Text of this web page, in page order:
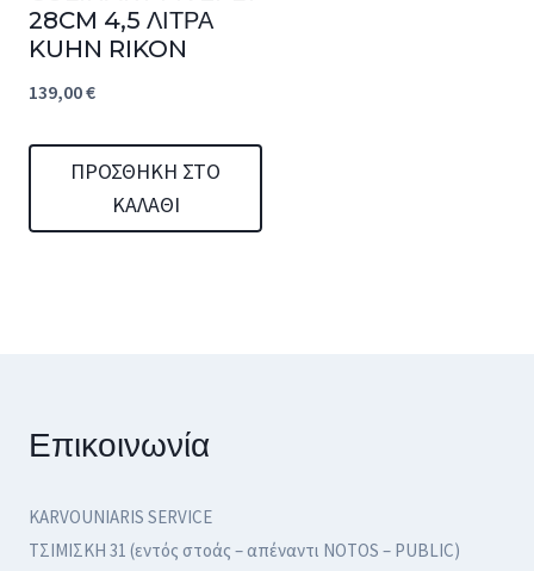
28CM 4,5 ΛΙΤΡΑ
KUHN RIKON
139,00€
ΠΡΟΣΘΉΚΗ ΣΤΟ
ΚΑΛΆΘΙ
Επικοινωνία
KARVOUNIARIS SERVICE
ΤΣΙΜΙΣΚΗ 31 (εντός στοάς – απέναντι NOTOS – PUBLIC)